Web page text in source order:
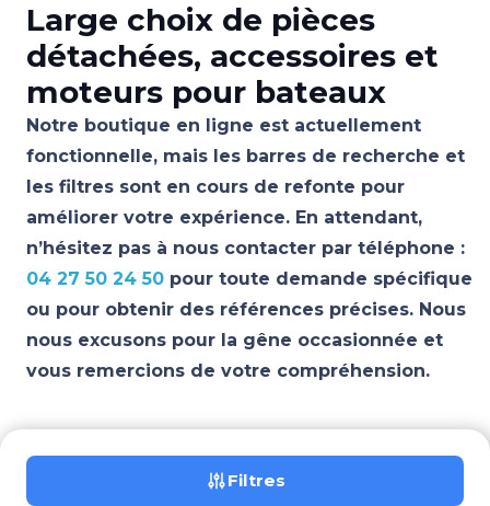
Large choix de pièces
détachées, accessoires et
moteurs pour bateaux
Notre boutique en ligne est actuellement
fonctionnelle, mais les barres de recherche et
les filtres sont en cours de refonte pour
améliorer votre expérience. En attendant,
n’hésitez pas à nous contacter par téléphone :
04 27 50 24 50 pour toute demande spécifique
ou pour obtenir des références précises. Nous
nous excusons pour la gêne occasionnée et
vous remercions de votre compréhension.
Filtres